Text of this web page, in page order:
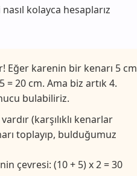
kolayca hesaplarız
Eğer karenin bir kenarı 5 cm
= 20 cm. Ama biz artık 4.
bulabiliriz.
(karşılıklı kenarlar
toplayıp, bulduğumuz
çevresi: (10 + 5) x 2 = 30